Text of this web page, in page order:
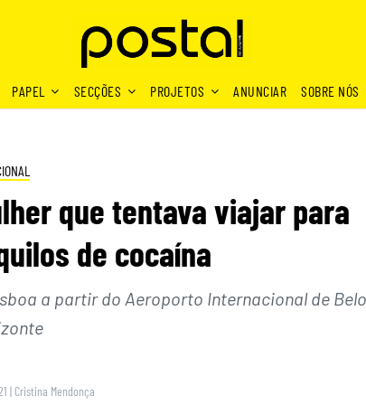
PAPEL SECÇÕES PROJETOS ANUNCIAR SOBRE NÓS
que tentava viajar para
de cocaína
a partir do Aeroporto Internacional de Belo
| Cristina Mendonça